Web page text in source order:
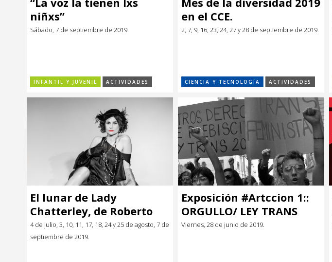
Música
Sin categoría Sin categoría
niñxs”
Sábado, 7 de septiembre de 2019.
INFANTIL Y JUVENIL ACTIVIDADES
en el CCE.
2, 7, 9, 16, 23, 24, 27 y 28 de septiembre de 2019.
CIENCIA Y TECNOLOGÍA ACTIVIDADES
El lunar de Lady
Chatterley, de Roberto
Santiago (España)
4 de julio, 3, 10, 11, 17, 18, 24 y 25 de agosto, 7 de
septiembre de 2019.
Exposición #Artccion 1::
ORGULLO/ LEY TRANS
Viernes, 28 de junio de 2019.